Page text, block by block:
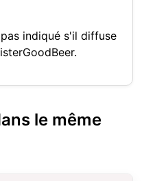
indiqué s'il diffuse
le même